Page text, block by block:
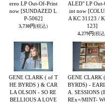
ereo LP Out-Of-Print
now [SUNDAZED L
P-5062]
3,730円(税込)
ALED" LP Out-
int now
A KC 31123 /
123]
4,279円(税
GENE CLARK ( of T
HE BYRDS ) & CAR
LA OLSON - SO RE
BELLIOUS A LOVE
GENE CLARK
BYRDS) -
A. SESSIONS
REx+/MINT-